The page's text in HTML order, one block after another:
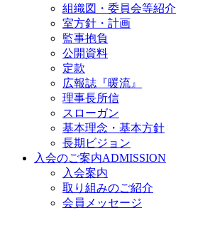
組織図・委員会等紹介
室方針・計画
監事抱負
公開資料
定款
広報誌『暖流』
理事長所信
スローガン
基本理念・基本方針
長期ビジョン
入会のご案内ADMISSION
入会案内
取り組みのご紹介
会員メッセージ